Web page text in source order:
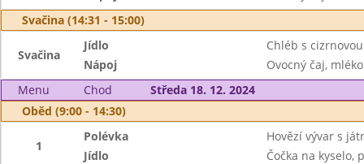
Svačina (14:31 - 15:00)
Svačina
Jídlo
Chléb s
Nápoj
Ovocný čaj, mléko
Menu
Chod
Středa 18. 12. 2024
Oběd (9:00 - 14:30)
1
Polévka
Hovězí vývar s
Jídlo
Čočka na kyselo,